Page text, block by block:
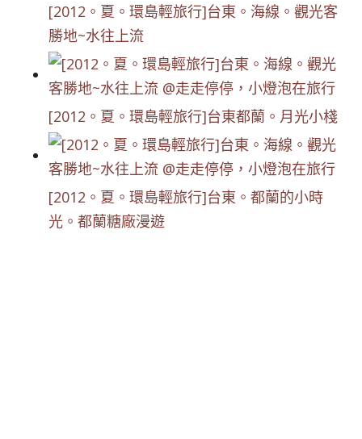
[2012。夏。環島輕旅行]台東。海線。觀光客
勝地~水往上流
[2012。夏。環島輕旅行]台東都蘭。月光小棧
[2012。夏。環島輕旅行]台東。都蘭的小時
光。都蘭糖廠漫遊